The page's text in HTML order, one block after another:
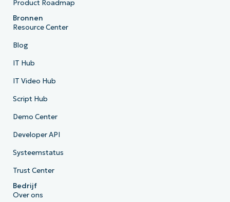
Product Roadmap
Bronnen
Resource Center
Blog
IT Hub
IT Video Hub
Script Hub
Demo Center
Developer API
Systeemstatus
Trust Center
Bedrijf
Over ons